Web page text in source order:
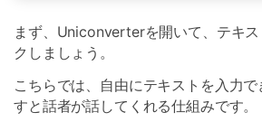
まず、Uniconverterを開いて、テキ
クしましょう。
こちらでは、自由にテキストを入力
すと話者が話してくれる仕組みです。